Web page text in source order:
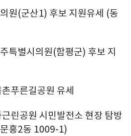
원(군산1) 후보 지원유세 (동
특별시의원(함평군) 후보 지
푸른길공원 유세
린공원 시민발전소 현장 탐방
흥2동 1009-1)